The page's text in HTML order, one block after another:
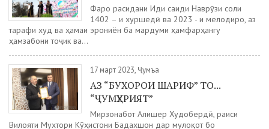
Фаро расидани Иди саиди Наврӯзи соли
1402 – и хуршедӣ ва 2023 - и мелодиро, аз
тарафи худ ва ҳамаи эрониён ба мардуми ҳамфарҳангу
ҳамзабони тоҷик ва...
17 март 2023, Ҷумъа
АЗ “БУХОРОИ ШАРИФ” ТО...
“ҶУМҲУРИЯТ”
Мирзонабот Алишер Худобердӣ, раиси
Вилояти Мухтори Кӯҳистони Бадахшон дар мулоқот бо